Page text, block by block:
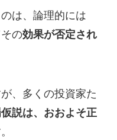
は、論理的には
の効果が否定され
、多くの投資家た
仮説は、おおよそ正